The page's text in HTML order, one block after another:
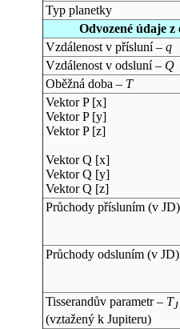
Typ planetky
Odvozené údaje
Vzdálenost v přísluní – q
Vzdálenost v odsluní – Q
Oběžná doba – T
Vektor P [x]
Vektor P [y]
Vektor P [z]
Vektor Q [x]
Vektor Q [y]
Vektor Q [z]
Průchody přísluním (v JD)
Průchody odsluním (v JD)
Tisserandův parametr – TJ
(vztažený k Jupiteru)